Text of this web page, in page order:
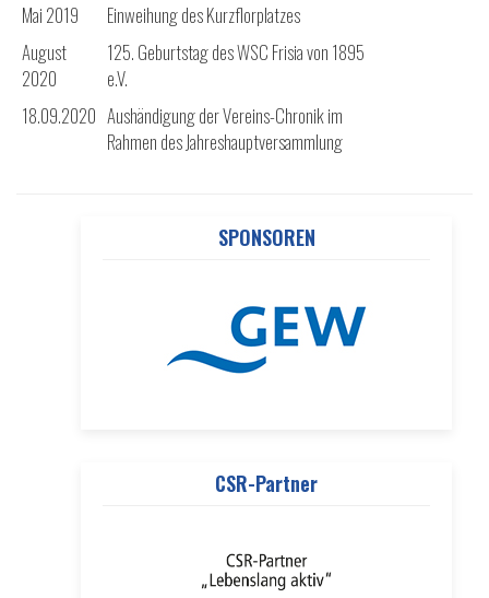
SPONSOREN
CSR-Partner
Mai 2019
Einweihung des Kurzflorplatzes
August
2020
125. Geburtstag des WSC Frisia von 1895
e.V.
18.09.2020 Aushändigung der Vereins-Chronik im
Rahmen des Jahreshauptversammlung